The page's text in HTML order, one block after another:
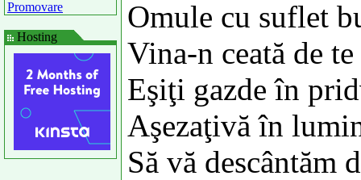
Promovare
Hosting
Omule cu suflet
Vina-n ceată de
Eşiţi gazde în
Aşezaţivă în
Să vă descântăm